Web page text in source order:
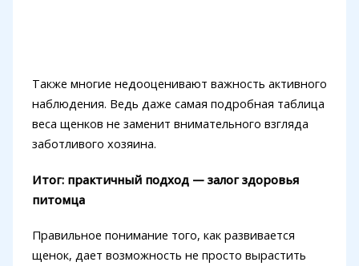
Также многие недооценивают важность активного
наблюдения. Ведь даже самая подробная таблица
веса щенков не заменит внимательного взгляда
заботливого хозяина.
Итог: практичный подход — залог здоровья
питомца
Правильное понимание того, как развивается
щенок, дает возможность не просто вырастить